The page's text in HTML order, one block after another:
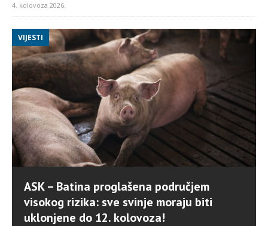
4. kolovoza 2026.
VIJESTI
ASK – Batina proglašena područjem
visokog rizika: sve svinje moraju biti
uklonjene do 12. kolovoza!